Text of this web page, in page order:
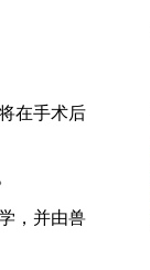
在手术后
，并由兽